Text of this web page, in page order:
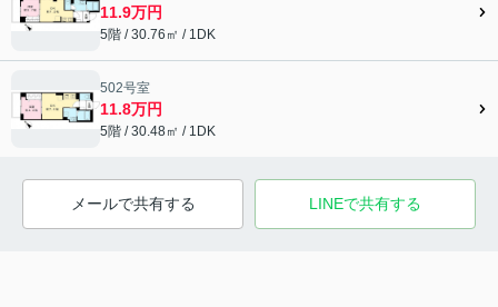
11.9万円
5階 / 30.76㎡ / 1DK
502号室
11.8万円
5階 / 30.48㎡ / 1DK
メールで共有する LINEで共有する